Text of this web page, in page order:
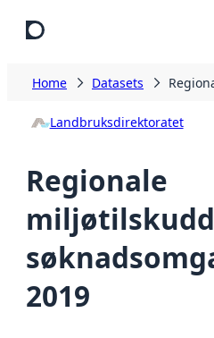
Home Datasets
Landbruksdirektoratet
Regionale
2019